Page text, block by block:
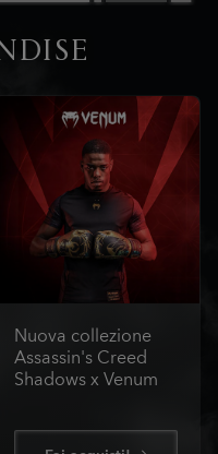
Nuova collezione
Assassin's Creed
Shadows x Venum